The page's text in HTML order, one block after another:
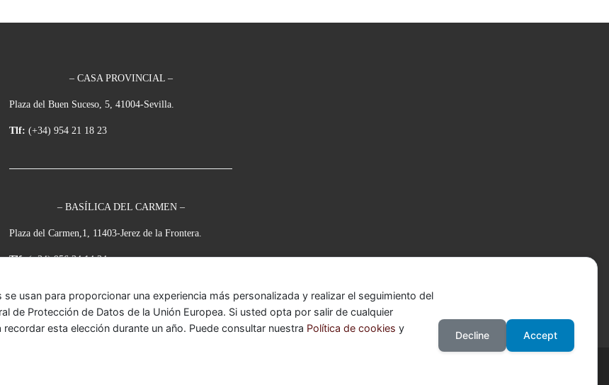
– CASA PROVINCIAL –
Plaza del Buen Suceso, 5, 41004-Sevilla.
Tlf: (+34) 954 21 18 23
– BASÍLICA DEL CARMEN –
Plaza del Carmen,1, 11403-Jerez de la Frontera.
Tlf:(+34) 956 34 14 34
usan para proporcionar una experiencia más personalizada y realizar el seguimiento del
de Protección de Datos de la Unión Europea. Si usted opta por salir de cualquier
esta elección durante un año. Puede consultar nuestra Política de cookies y
Decline Accept